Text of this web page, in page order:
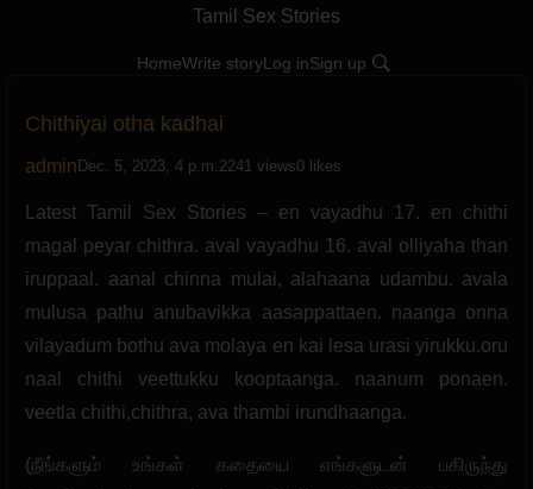
Tamil Sex Stories
HomeWrite storyLog inSign up
Chithiyai otha kadhai
admin Dec. 5, 2023, 4 p.m. 2241 views0 likes
Latest Tamil Sex Stories – en vayadhu 17. en chithi
magal peyar chithra. aval vayadhu 16. aval olliyaha than
iruppaal. aanal chinna mulai, alahaana udambu. avala
mulusa pathu anubavikka aasappattaen. naanga onna
vilayadum bothu ava molaya en kai lesa urasi yirukku.oru
naal chithi veettukku kooptaanga. naanum ponaen.
veetla chithi,chithra, ava thambi irundhaanga.
(நீங்களும் உங்கள் கதையை எங்களுடன் பகிருந்து